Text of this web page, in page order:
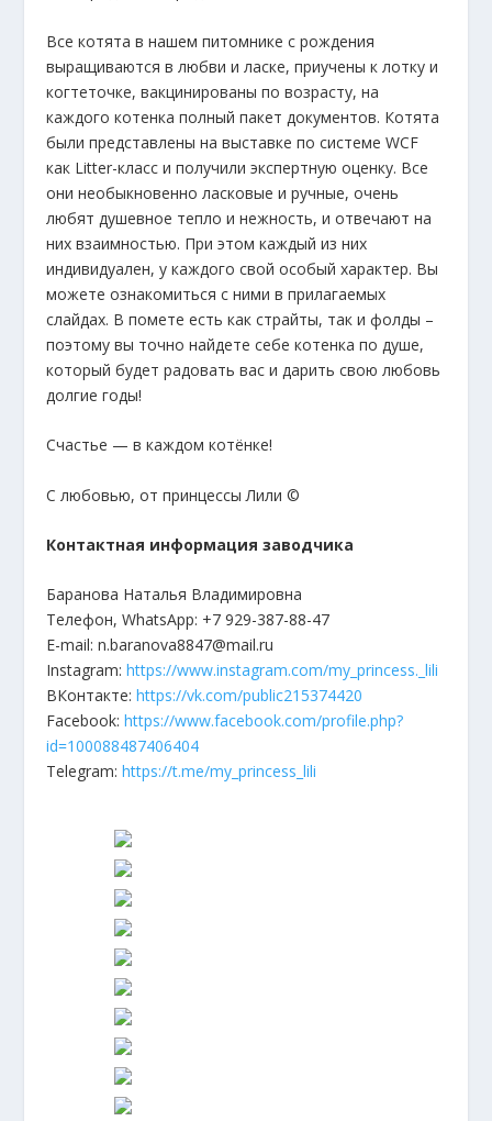
Все котята в нашем питомнике с рождения
выращиваются в любви и ласке, приучены к лотку и
когтеточке, вакцинированы по возрасту, на
каждого котенка полный пакет документов. Котята
были представлены на выставке по системе WCF
как Litter-класс и получили экспертную оценку. Все
они необыкновенно ласковые и ручные, очень
любят душевное тепло и нежность, и отвечают на
них взаимностью. При этом каждый из них
индивидуален, у каждого свой особый характер. Вы
можете ознакомиться с ними в прилагаемых
слайдах. В помете есть как страйты, так и фолды –
поэтому вы точно найдете себе котенка по душе,
который будет радовать вас и дарить свою любовь
долгие годы!
Счастье — в каждом котёнке!
С любовью, от принцессы Лили ©
Контактная информация заводчика
Баранова Наталья Владимировна
Телефон, WhatsApp: +7 929-387-88-47
E-mail: n.baranova8847@mail.ru
Instagram:https://www.instagram.com/my_princess._lili
ВКонтакте:https://vk.com/public215374420
Facebook:https://www.facebook.com/profile.php?
id=100088487406404
Telegram:https://t.me/my_princess_lili